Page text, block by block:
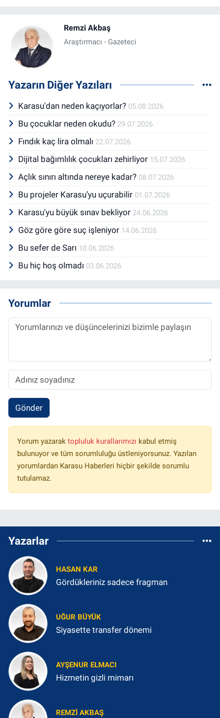
Remzi Akbaş
Araştırmacı - Gazeteci
Yazarın Diğer Yazıları
Karasu'dan neden kaçıyorlar? 05.08.2026
Bu çocuklar neden okudu? 29.07.2026
Fındık kaç lira olmalı 22.07.2026
Dijital bağımlılık çocukları zehirliyor 15.07.2026
Açlık sınırı altında nereye kadar? 08.07.2026
Bu projeler Karasu’yu uçurabilir 01.07.2026
Karasu'yu büyük sınav bekliyor 24.06.2026
Göz göre göre suç işleniyor 14.06.2026
Bu sefer de Sarı 10.06.2026
Bu hiç hoş olmadı 03.06.2026
Yorumlar
Gönder
Yorum yazarak topluluk kurallarımızı kabul etmiş
bulunuyor ve tüm sorumluluğu üstleniyorsunuz. Yazılan
yorumlardan Karasu Haberleri hiçbir şekilde sorumlu
tutulamaz.
Yazarlar
HASAN KAR
Gördükleriniz sadece fragman
UĞUR BÜYÜK
Siyasette transfer dönemi
AYŞENUR ELMACI
Hizmetin gizli mimarı
REMZI AKBAŞ